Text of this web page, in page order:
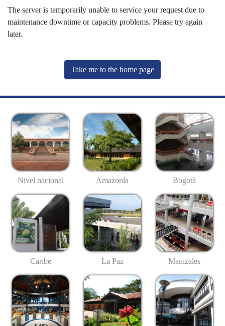
The server is temporarily unable to service your request due to
maintenance downtime or capacity problems. Please try again
later.
Take me to the home page
Nivel nacional Amazonía Bogotá
Caribe La Paz Manizales